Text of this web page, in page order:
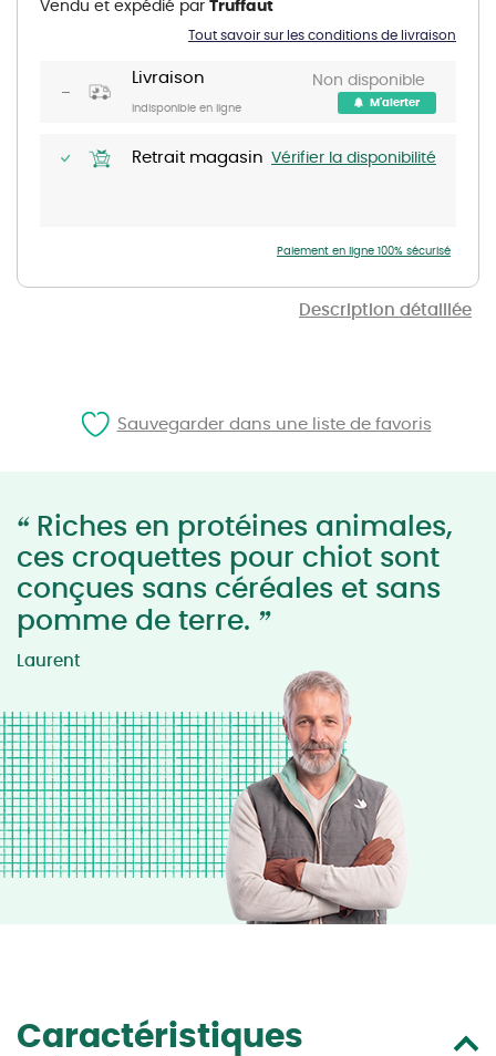
Description détaillée
beginning
Livraison
Indisponible en ligne
Non disponible
M'alerter
Retrait magasin Vérifier la disponibilité
Tout savoir sur les conditions de livraison
Vendu et expédié par Truffaut
Paiement en ligne 100% sécurisé
“ Riches en protéines animales,
ces croquettes pour chiot sont
conçues sans céréales et sans
pomme de terre. ”
Laurent
Caractéristiques
Sauvegarder dans une liste de favoris